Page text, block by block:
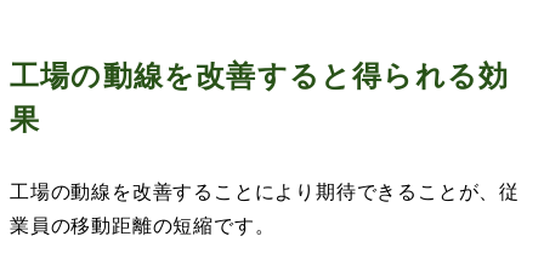
工場の動線を改善すると得られる効
果
工場の動線を改善することにより期待できることが、従
業員の移動距離の短縮です。